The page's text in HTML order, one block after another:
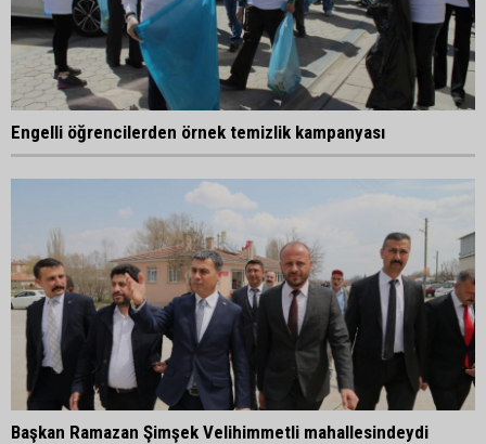
Engelli öğrencilerden örnek temizlik kampanyası
Başkan Ramazan Şimşek Velihimmetli mahallesindeydi